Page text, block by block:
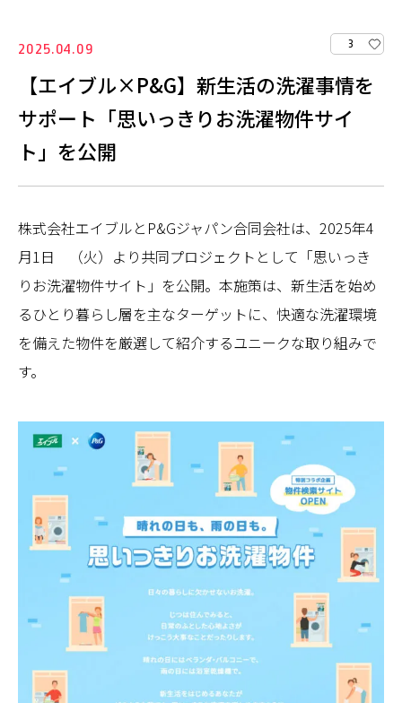
2025.04.09 3
【エイブル×P&G】新生活の洗濯事情を
サポート「思いっきりお洗濯物件サイ
ト」を公開
株式会社エイブルとP&Gジャパン合同会社は、2025年4
月1日 （火）より共同プロジェクトとして「思いっき
りお洗濯物件サイト」を公開。本施策は、新生活を始め
るひとり暮らし層を主なターゲットに、快適な洗濯環境
を備えた物件を厳選して紹介するユニークな取り組みで
す。